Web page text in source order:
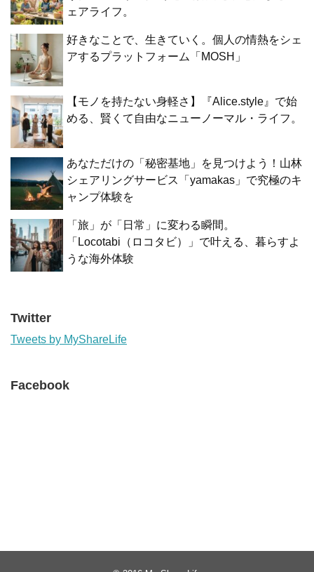
ェアライフ。
好きなことで、生きていく。個人の情熱をシェ
アするプラットフォーム「MOSH」
【モノを持たない身軽さ】『Alice.style』で始
める、賢くて自由なニューノーマル・ライフ。
あなただけの「秘密基地」を見つけよう！山林
シェアリングサービス「yamakas」で究極のキ
ャンプ体験を
「旅」が「日常」に変わる瞬間。
「Locotabi（ロコタビ）」で叶える、暮らすよ
うな海外体験
Twitter
Tweets by MyShareLife
Facebook